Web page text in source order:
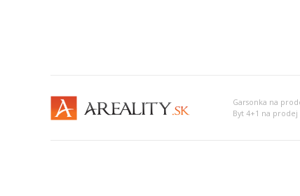
Garsonka na
Byt 4+1 na prodej